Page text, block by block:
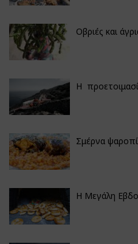
Οβριές και
Η
Σμέρνα
Η Μεγάλη